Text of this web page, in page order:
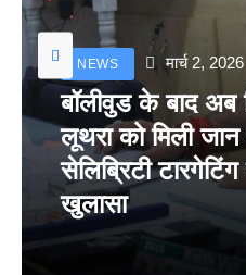
NEWS मार्च 2, 2026
बॉलीवुड के बाद
लूथरा को मिली
सेलिब्रिटी
खुलासा